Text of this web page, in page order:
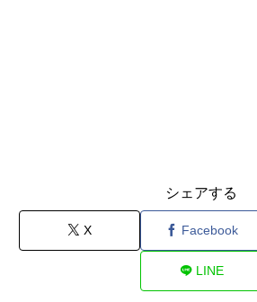
シェアする
X Facebook
LINE